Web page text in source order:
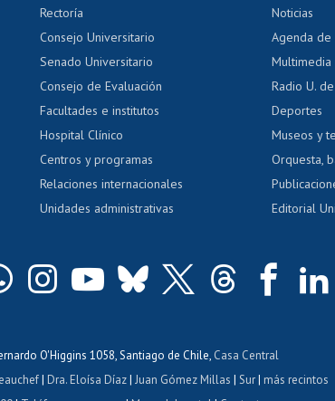
Evaluación docente
Calificación académica
Postulación al AUCAI
Acoso
Rectoría
Consejo Universitario
Senado Universitario
Consejo de Evaluación
Facultades e institutos
Hospital Clínico
Centros y programas
Relaciones internacionales
Unidades administrativas
Noticias
Agenda de
Multimedia
Radio U.
Deportes
Museos y
Orquesta,
Editorial
O'Higgins 1058, Santiago de Chile, Casa Central
| Dra. Eloísa Díaz| Juan Gómez Millas | Sur| más recintos